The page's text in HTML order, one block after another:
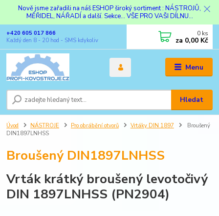
Nově jsme zařadili na náš ESHOP široký sortiment : NÁSTROJŮ,
MĚŘIDEL, NÁŘADÍ a další. Sekce... VŠE PRO VAŠI DÍLNU...
Menu
Hledat
+420 605 017 866
Každý den 8 - 20 hod - SMS kdykoliv
0 ks
za 0,00 Kč
Úvod NÁSTROJE Pro obrábění otvorů Vrtáky DIN 1897
Broušený
DIN1897LNHSS
Broušený DIN1897LNHSS
Vrták krátký broušený levotočivý
DIN 1897LNHSS (PN2904)